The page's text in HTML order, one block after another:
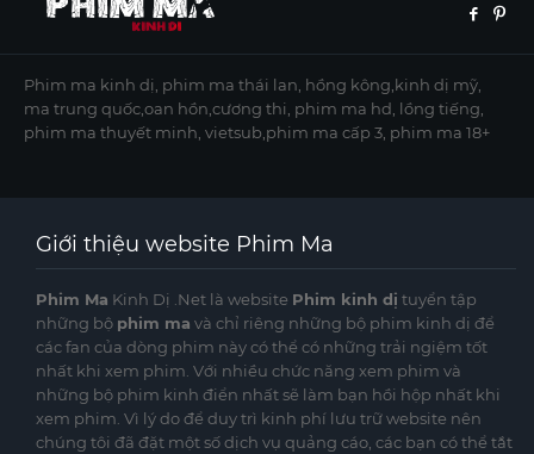
Phim ma kinh dị, phim ma thái lan, hồng kông,kinh dị mỹ,
ma trung quốc,oan hồn,cương thi, phim ma hd, lồng tiếng,
phim ma thuyết minh, vietsub,phim ma cấp 3, phim ma 18+
Giới thiệu website Phim Ma
Phim Ma Kinh Dị .Net là website Phim kinh dị tuyển tập
những bộ phim ma và chỉ riêng những bộ phim kinh dị để
các fan của dòng phim này có thể có những trải ngiệm tốt
nhất khi xem phim. Với nhiều chức năng xem phim và
những bộ phim kinh điển nhất sẽ làm bạn hồi hộp nhất khi
xem phim. Vì lý do để duy trì kinh phí lưu trữ website nên
chúng tôi đã đặt một số dịch vụ quảng cáo, các bạn có thể tắt